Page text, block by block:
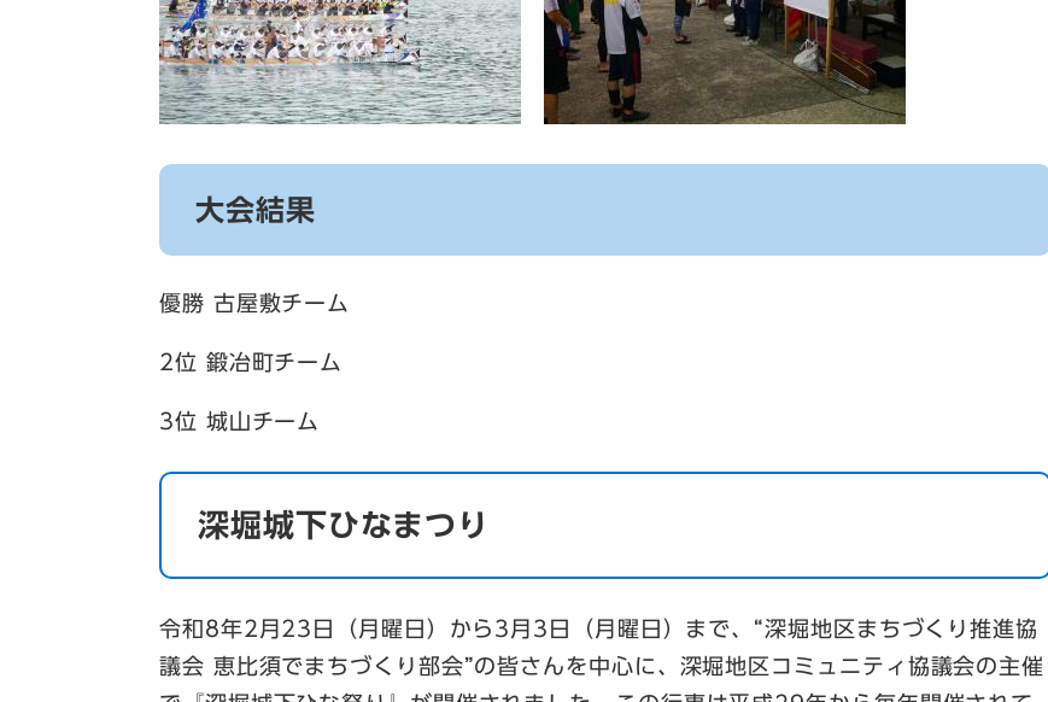
大会結果
優勝 古屋敷チーム
2位 鍛冶町チーム
3位 城山チーム
深堀城下ひなまつり
令和8年2月23日（月曜日）から3月3日（月曜日）まで、“深堀地区まちづくり推進協
議会 恵比須でまちづくり部会”の皆さんを中心に、深堀地区コミュニティ協議会の主催